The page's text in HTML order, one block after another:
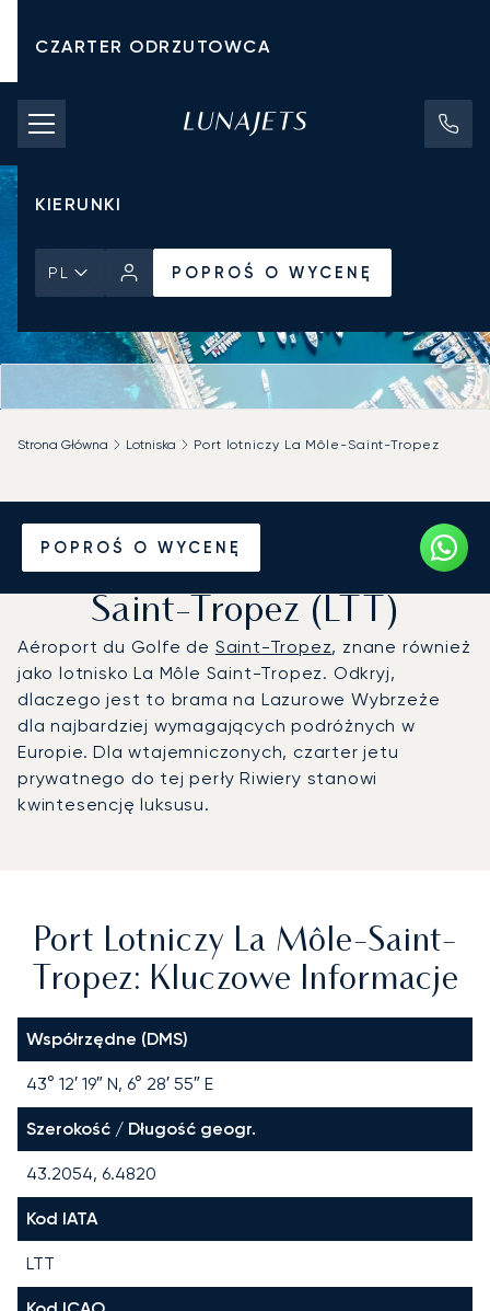
CZARTER ODRZUTOWCA
KOSZTY CZARTERU
PRYWATNE ODRZUTOWCE
KIERUNKI
PL POPROŚ O WYCENĘ
POPROŚ O WYCENĘ
Strona Główna Lotniska Port lotniczy La Môle-Saint-Tropez
Prywatny odrzutowiec na
Port lotniczy La Môle-
Saint-Tropez (LTT)
Aéroport du Golfe de Saint-Tropez, znane również
jako lotnisko La Môle Saint-Tropez. Odkryj,
dlaczego jest to brama na Lazurowe Wybrzeże
dla najbardziej wymagających podróżnych w
Europie. Dla wtajemniczonych, czarter jetu
prywatnego do tej perły Riwiery stanowi
kwintesencję luksusu.
Port Lotniczy La Môle-Saint-
Tropez: Kluczowe Informacje
Współrzędne (DMS)
43° 12′ 19″ N, 6° 28′ 55″ E
Szerokość / Długość geogr.
43.2054, 6.4820
Kod IATA
LTT